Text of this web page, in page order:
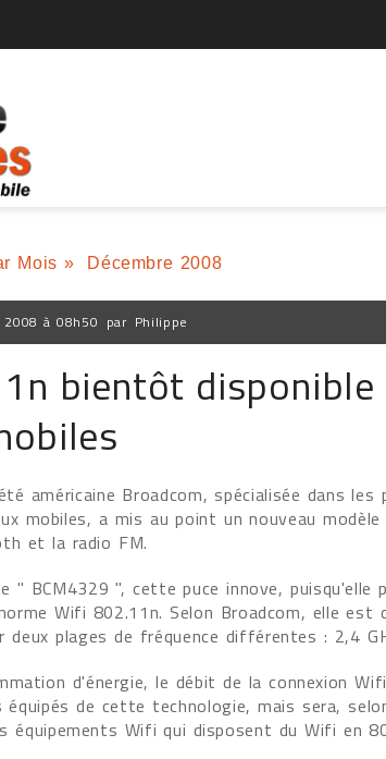
Mois » Décembre 2008
à 08h50 par Philippe
bientôt
américaine Broadcom, spécialisée dans
mobiles, a mis au point un nouveau
et la radio FM.
" BCM4329 ", cette puce innove, puisqu'elle
Wifi 802.11n. Selon Broadcom, elle est
deux plages de fréquence différentes : 2,4
d'énergie, le débit de la connexion
de cette technologie, mais sera,
équipements Wifi qui disposent du Wifi en